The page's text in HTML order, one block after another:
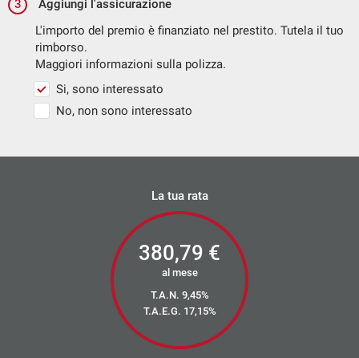
Sensore di luce
Sensore di pioggia
Sensori Di Parcheggio Anteriori E Posteriori
Sensori di parcheggio con camera
Sistema monitoraggio pressione pneumatici (TPMS)
Sospensioni sportive ST-Line
Specchietti laterali elettrici
Specchietto retrovisore fotocromatico
Spoiler posteriore
Tappetini anteriori e posteriori
Telecamera per parcheggio assistito
3
Aggiungi l'assicurazione
L'importo del premio è finanziato nel prestito. Tutela il tuo
rimborso.
Maggiori informazioni sulla polizza.
Si, sono interessato
No, non sono interessato
La tua rata
380,79 €
al mese
T.A.N. 9,45%
T.A.E.G. 17,15%